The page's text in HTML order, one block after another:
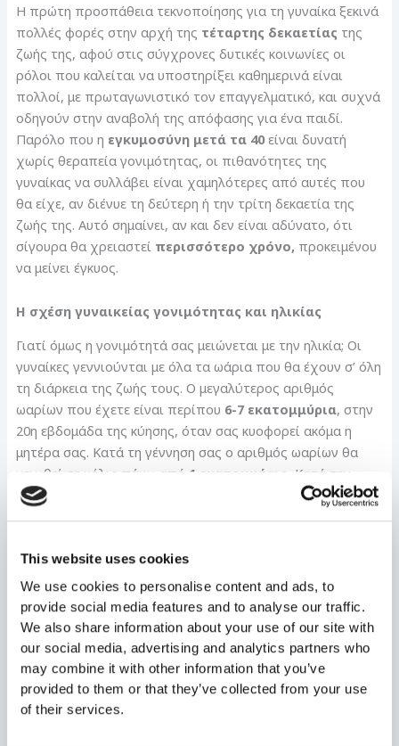
This website uses cookies
We use cookies to personalise content and ads, to
provide social media features and to analyse our traffic.
We also share information about your use of our site with
our social media, advertising and analytics partners who
may combine it with other information that you’ve
provided to them or that they’ve collected from your use
of their services.
Η πρώτη προσπάθεια τεκνοποίησης για τη γυναίκα ξεκινά
πολλές φορές στην αρχή της τέταρτης δεκαετίας της
ζωής της, αφού στις σύγχρονες δυτικές κοινωνίες οι
ρόλοι που καλείται να υποστηρίξει καθημερινά είναι
πολλοί, με πρωταγωνιστικό τον επαγγελματικό, και συχνά
οδηγούν στην αναβολή της απόφασης για ένα παιδί.
Παρόλο που η εγκυμοσύνη μετά τα 40είναι δυνατή
χωρίς θεραπεία γονιμότητας, οι πιθανότητες της
γυναίκας να συλλάβει είναι χαμηλότερες από αυτές που
θα είχε, αν διένυε τη δεύτερη ή την τρίτη δεκαετία της
ζωής της. Αυτό σημαίνει, αν και δεν είναι αδύνατο, ότι
σίγουρα θα χρειαστεί περισσότερο χρόνο, προκειμένου
να μείνει έγκυος.
Η σχέση γυναικείας γονιμότητας και ηλικίας
Γιατί όμως η γονιμότητά σας μειώνεται με την ηλικία; Οι
γυναίκες γεννιούνται με όλα τα ωάρια που θα έχουν σ’ όλη
τη διάρκεια της ζωής τους. Ο μεγαλύτερος αριθμός
ωαρίων που έχετε είναι περίπου 6-7 εκατομμύρια, στην
20η εβδομάδα της κύησης, όταν σας κυοφορεί ακόμα η
μητέρα σας. Κατά τη γέννηση σας ο αριθμός ωαρίων θα
μειωθεί σε μόλις πάνω από 1 εκατομμύριο . Κατά την
εφηβεία τα ωάρια φτάνουν τα
300.000-500.000 ωάρια.
Από αυτόν τον αριθμό, μόνο 300 ωάρια θα είναι πλήρως
ωορρηξίας.
Καθώς μεγαλώνετε, ο αριθμός των ωαρίων μειώνεται
ενώ ταυτόχρονα αυξάνεται το ποσοστό ανευπλοειδίας
τους. Και καθώς πλησιάζετε στην εμμηνόπαυση, οι
ωοθήκες σας γίνονται λιγότερο ευαίσθητες στις ορμόνες
που είναι υπεύθυνες για την ενεργοποίηση της ωορρηξίας.
Έτσι, παρόλο που μια γυναίκα σε αυτή την ηλικία